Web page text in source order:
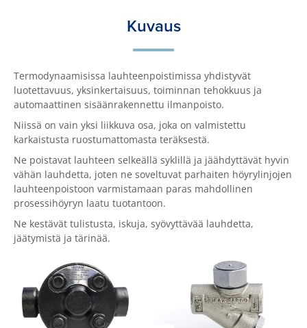
Kuvaus
Termodynaamisissa lauhteenpoistimissa yhdistyvät
luotettavuus, yksinkertaisuus, toiminnan tehokkuus ja
automaattinen sisäänrakennettu ilmanpoisto.
Niissä on vain yksi liikkuva osa, joka on valmistettu
karkaistusta ruostumattomasta teräksestä.
Ne poistavat lauhteen selkeällä syklillä ja jäähdyttävät hyvin
vähän lauhdetta, joten ne soveltuvat parhaiten höyrylinjojen
lauhteenpoistoon varmistamaan paras mahdollinen
prosessihöyryn laatu tuotantoon.
Ne kestävät tulistusta, iskuja, syövyttävää lauhdetta,
jäätymistä ja tärinää.